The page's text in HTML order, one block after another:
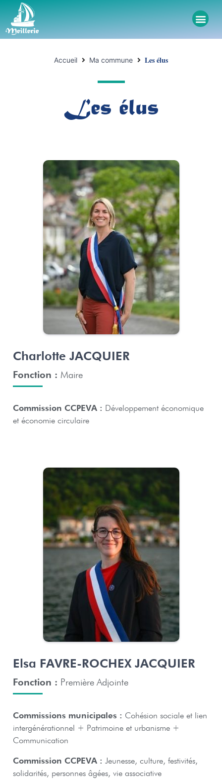
Accueil Ma commune Les élus
Les élus
Charlotte JACQUIER
Fonction : Maire
Commission CCPEVA : Développement économique
et économie circulaire
Elsa FAVRE-ROCHEX JACQUIER
Fonction : Première Adjointe
Commissions municipales : Cohésion sociale et lien
intergénérationnel + Patrimoine et urbanisme +
Communication
Commission CCPEVA : Jeunesse, culture, festivités,
solidarités, personnes âgées, vie associative